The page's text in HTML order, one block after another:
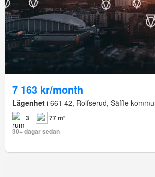
7 163 kr/month
Lägenhet i 661 42, Rolfserud, Säffle
3
77 m²
30+ dagar sedan